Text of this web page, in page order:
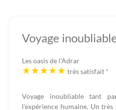
Voyage
Les oasis de l'Adrar
très satisfait *
Voyage inoubliable tant
l'expérience humaine. Un